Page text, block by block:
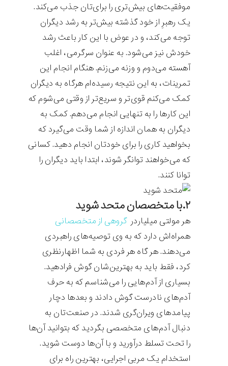
موفقیت‌های بیش‌تری را برای‌تان جذب می‌کند.
یک رهبرِ از خود گذشته بیش‌تر به رشد دیگران
توجه می‌کند، و در عوض با این کار باعث رشد
خودش نیز می‌شود. به عنوان سرگرمی، اغلب
آهسته می‌دوم و وزنه می‌زنم. هنگام انجام این
تمرینات، به این نتیجه رسیده‌ام هرگاه به دیگران
کمک می‌کنم قوی‌تر و سریع‌تر از وقتی می‌شوم که
این کارها را به تنهایی انجام می‌دهم. کمک به
دیگران به همان اندازه از شما وقت می‌گیرد که
بخواهید کاری را برای خودتان انجام دهید. کسانی
که می‌خواهند توانگر شوند، ابتدا باید دیگران را
توانا کنند.
۲.با متخصصان متحد شوید
هر مولتی میلیاردر گروهی از متخصصانی
همراه‌اش دارد که به وی توصیه‌های راهبردی
می‌دهند. هر گاه هر فردی به شما اظهارنظری
کرد، فقط باید به بهترین‌شان گوش فرادهید.
بسیاری از آدم‌هایی را می‌شناسم که به حرف
آدم‌های نادرست گوش دادند و بعدها دچار
پیامدهای ویران‌گری شدند. در صنعت‌تان به
دنبال آدم‌های متخصصی بگردید که بتوانید آن‌ها
را تحت تسلط درآورید و با آن‌ها دوست شوید.
استخدام یک مربی اجرایی، بهترین راه برای